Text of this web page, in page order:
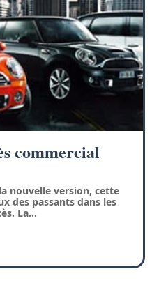
commercial
nouvelle version, cette
des passants dans les
La…